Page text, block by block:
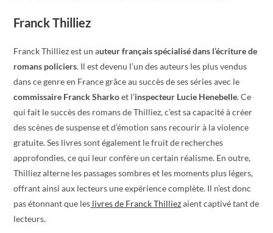
Franck Thilliez
Franck Thilliez est un auteur français spécialisé dans l’écriture de
romans policiers. Il est devenu l’un des auteurs les plus vendus
dans ce genre en France grâce au succès de ses séries avec le
commissaire Franck Sharkoet l’inspecteur Lucie Henebelle. Ce
qui fait le succès des romans de Thilliez, c’est sa capacité à créer
des scènes de suspense et d’émotion sans recourir à la violence
gratuite. Ses livres sont également le fruit de recherches
approfondies, ce qui leur confère un certain réalisme. En outre,
Thilliez alterne les passages sombres et les moments plus légers,
offrant ainsi aux lecteurs une expérience complète. Il n’est donc
pas étonnant que les livres de Franck Thilliezaient captivé tant de
lecteurs.